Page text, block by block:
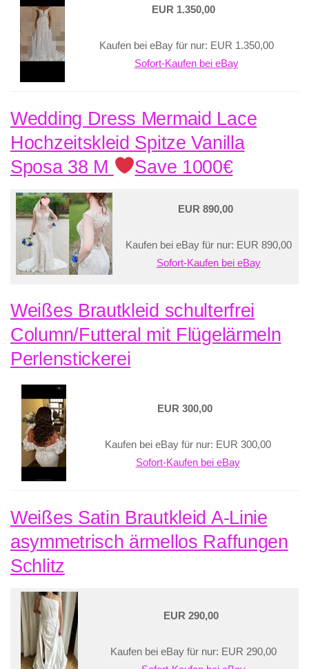
EUR 1.350,00
Kaufen bei eBay für nur: EUR 1.350,00
Sofort-Kaufen bei eBay
Wedding Dress Mermaid Lace
Hochzeitskleid Spitze Vanilla
Sposa 38 M
Save 1000€
EUR 890,00
Kaufen bei eBay für nur: EUR 890,00
Sofort-Kaufen bei eBay
Weißes Brautkleid schulterfrei
Column/Futteral mit Flügelärmeln
Perlenstickerei
EUR 300,00
Kaufen bei eBay für nur: EUR 300,00
Sofort-Kaufen bei eBay
Weißes Satin Brautkleid A-Linie
asymmetrisch ärmellos Raffungen
Schlitz
EUR 290,00
Kaufen bei eBay für nur: EUR 290,00